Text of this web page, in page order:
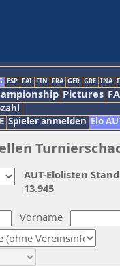
ESP FAI FIN FRA GER GRE INA
Pictures
Spieler anmelden Elo
Vorname
AUT-Elolisten
13.945